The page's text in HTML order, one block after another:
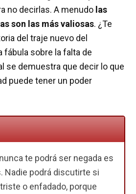
no decirlas. A menudo las
son las más valiosas. ¿Te
del traje nuevo del
fábula sobre la falta de
se demuestra que decir lo que
puede tener un poder
te podrá ser negada es
Nadie podrá discutirte si
o enfadado, porque